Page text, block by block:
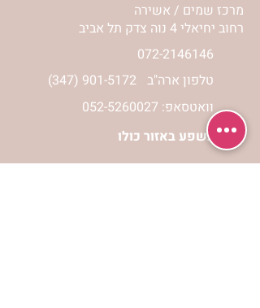
מרכז שמים / אשירה
רחוב יחיאלי 4 נוה צדק תל אביב
072-2146146
(347) 901-5172 טלפון ארה"ב
וואטסאפ: 052-5260027
חניה בשפע באזור כולו